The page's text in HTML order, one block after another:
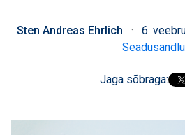
Sten Andreas Ehrlich · 6.
Jaga sõbraga: